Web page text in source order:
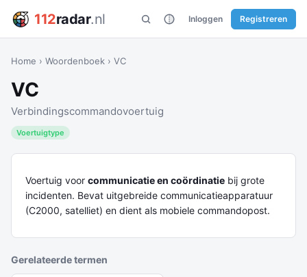
112radar.nl Inloggen Registreren
Home › Woordenboek › VC
VC
Verbindingscommandovoertuig
Voertuigtype
Voertuig voor communicatie en coördinatie bij grote
incidenten. Bevat uitgebreide communicatieapparatuur
(C2000, satelliet) en dient als mobiele commandopost.
Gerelateerde termen